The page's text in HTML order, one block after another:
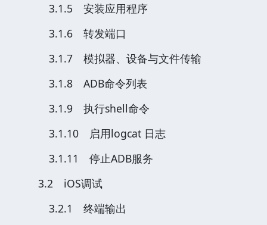
3.1.5 安装应用程序
3.1.6 转发端口
3.1.7 模拟器、设备与文件传输
3.1.8 ADB命令列表
3.1.9 执行shell命令
3.1.10 启用logcat 日志
3.1.11 停止ADB服务
3.2 iOS调试
3.2.1 终端输出